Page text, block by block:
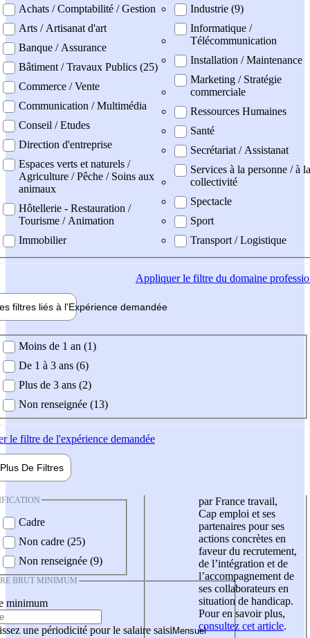
professionel
Achats / Comptabilité / Gestion
Arts / Artisanat d'art
Banque / Assurance
Bâtiment / Travaux Publics (25)
Commerce / Vente
Communication / Multimédia
Conseil / Etudes
Direction d'entreprise
Espaces verts et naturels /
Agriculture / Pêche / Soins aux
animaux
Hôtellerie - Restauration /
Tourisme / Animation
Immobilier
Industrie (9)
Informatique /
Télécommunication
Installation / Maintenance
Marketing / Stratégie
commerciale
Ressources Humaines
Santé
Secrétariat / Assistanat
Services à la personne / à la
collectivité
Spectacle
Sport
Transport / Logistique
Appliquerle filtre du domaine
filtres liés à l'Expérience demandée
demandée
Moins de 1 an (1)
De 1 à 3 ans (6)
Plus de 3 ans (2)
Non renseignée (13)
le filtre de l'expérience demandée
Plus De Filtres
Cadre
Non cadre (25)
Non renseignée (9)
BRUT MINIMUM
minimum
une périodicité pour le salaire saisi
par France travail,
Cap emploi et ses
partenaires pour ses
actions concrètes en
faveur du recrutement,
de l’intégration et de
l’accompagnement de
ses collaborateurs en
situation de handicap.
Pour en savoir plus,
consultez cet article.